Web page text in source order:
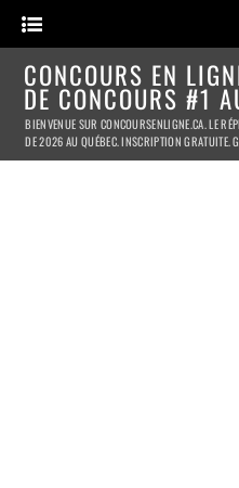
CONCOURS EN
DE CONCOURS #1
BIENVENUE SUR CONCOURSENLIGNE.CA. LE
DE 2026 AU QUÉBEC. INSCRIPTION GRATUITE.